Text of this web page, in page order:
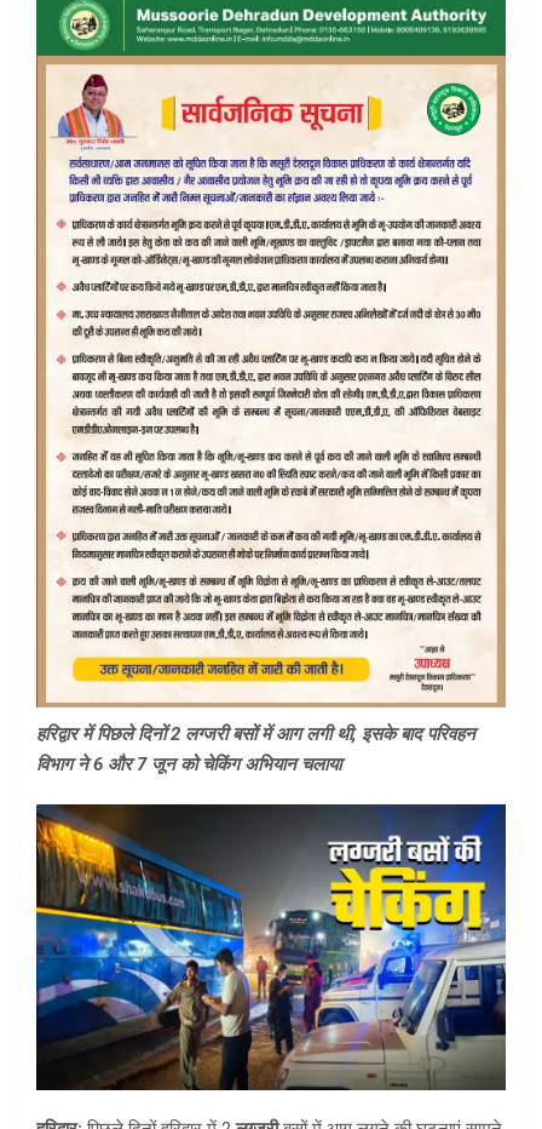
हरिद्वार में पिछले दिनों 2 लग्जरी बसों में आग लगी थी, इसके बाद परिवहन
विभाग ने 6 और 7 जून को चेकिंग अभियान चलाया